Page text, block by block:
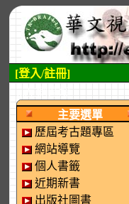
[登入/註冊]
主要選單
歷屆考古題專區
網站導覽
個人書籤
近期新書
出版社圖書